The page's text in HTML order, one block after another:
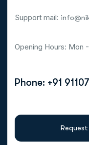
Support mail:
Opening Hours: Mon
Phone: +91